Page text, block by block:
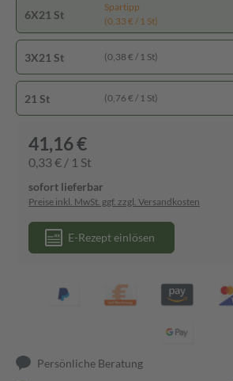
6X21 St
Spartipp
(0,33 € / 1 St)
3X21 St (0,38 € / 1 St)
21 St (0,76 € / 1 St)
41,16 €
0,33 € / 1 St
sofort lieferbar
Preise inkl. MwSt. ggf. zzgl. Versandkosten
E-Rezept einlösen
Persönliche Beratung